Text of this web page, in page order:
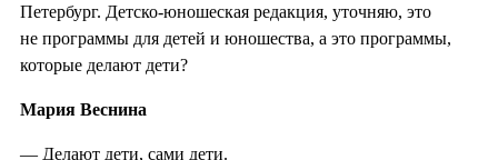
Петербург. Детско-юношеская редакция, уточняю, это
не программы для детей и юношества, а это программы,
которые делают дети?
Мария Веснина
— Делают дети, сами дети.